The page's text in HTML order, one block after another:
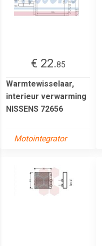
€ 22.85
Warmtewisselaar,
interieur verwarming
NISSENS 72656
Motointegrator